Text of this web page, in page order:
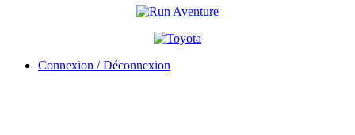
Connexion / Déconnexion